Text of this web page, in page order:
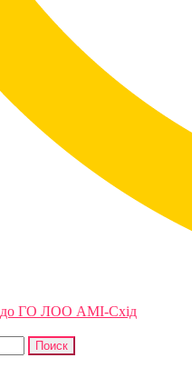
до ГО ЛОО АМІ-Схід